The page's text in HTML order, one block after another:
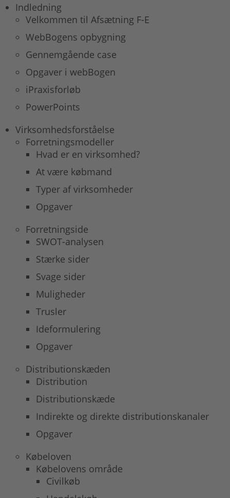
Indledning
Velkommen til Afsætning F-E
WebBogens opbygning
Gennemgående case
Opgaver i webBogen
iPraxisforløb
PowerPoints
Virksomhedsforståelse
Forretningsmodeller
Hvad er en virksomhed?
At være købmand
Typer af virksomheder
Opgaver
Forretningside
SWOT-analysen
Stærke sider
Svage sider
Muligheder
Trusler
Ideformulering
Opgaver
Distributionskæden
Distribution
Distributionskæde
Indirekte og direkte distributionskanaler
Opgaver
Købeloven
Købelovens område
Civilkøb